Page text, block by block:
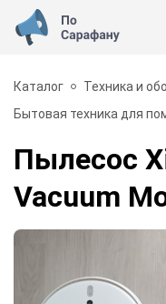
Каталог
Техника и
Бытовая техника для
Пылесос
Vacuum